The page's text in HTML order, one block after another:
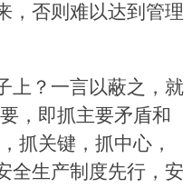
，否则难以达到管理
？一言以蔽之，就
，即抓主要矛盾和
抓关键，抓中心，
全生产制度先行，安